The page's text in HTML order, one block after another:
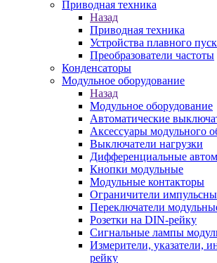
Приводная техника
Назад
Приводная техника
Устройства плавного
Преобразователи частоты
Конденсаторы
Модульное оборудование
Назад
Модульное оборудование
Автоматические
Аксессуары модульного
Выключатели нагрузки
Дифференциальные
Кнопки модульные
Модульные контакторы
Ограничители
Переключатели
Розетки на DIN-рейку
Сигнальные лампы
Измерители, указатели,
рейку